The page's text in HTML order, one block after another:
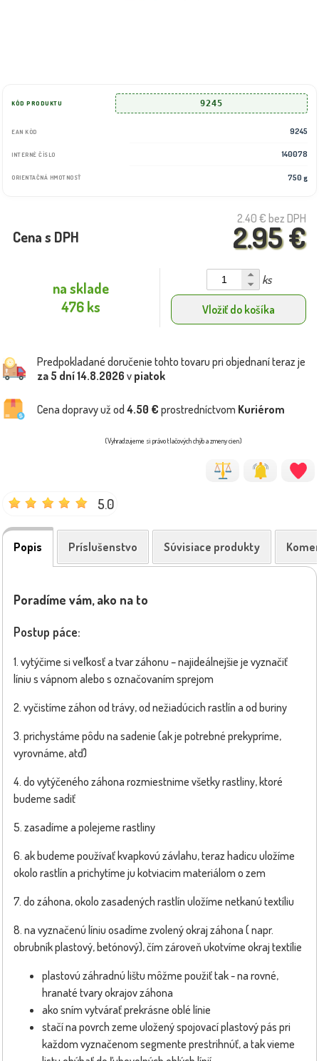
KÓD PRODUKTU 9245
EAN KÓD 9245
INTERNÉ ČÍSLO 140078
ORIENTAČNÁ HMOTNOSŤ 750 g
2.40 € bez DPH
2.95 €
Cena s DPH
na sklade
476 ks
ks
Vložiť do košíka
Predpokladané doručenie tohto tovaru pri objednaní teraz je
za 5 dní14.8.2026 v piatok
Cena dopravy už od 4.50 € prostredníctvom Kuriérom
(Vyhradzujeme si právo tlačových chýb a zmeny cien)
5.0
Popis Príslušenstvo Súvisiace produkty
Poradíme vám, ako na to
Postup páce:
1. vytýčime si veľkosť a tvar záhonu – najideálnejšie je vyznačiť
líniu s vápnom alebo s označovaním sprejom
2. vyčistíme záhon od trávy, od nežiadúcich rastlín a od buriny
3. prichystáme pôdu na sadenie (ak je potrebné prekypríme,
vyrovnáme, atď)
4. do vytýčeného záhona rozmiestnime všetky rastliny, ktoré
budeme sadiť
5. zasadíme a polejeme rastliny
6. ak budeme používať kvapkovú závlahu, teraz hadicu uložíme
okolo rastlín a prichytíme ju kotviacim materiálom o zem
7. do záhona, okolo zasadených rastlín uložíme netkanú textíliu
8. na vyznačenú líniu osadíme zvolený okraj záhona ( napr.
obrubník plastový, betónový), čím zároveň ukotvíme okraj textílie
plastovú záhradnú lištu môžme použiť tak - na rovné,
hranaté tvary okrajov záhona
ako sním vytvárať prekrásne oblé línie
stačí na povrch zeme uložený spojovací plastový pás pri
každom vyznačenom segmente prestrihnúť, a tak vieme